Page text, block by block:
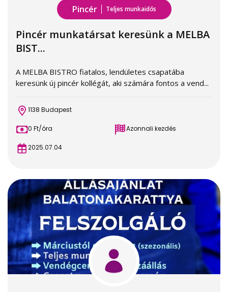
Pincér Teljes munkaidős
Pincér munkatársat keresünk a MELBA
BIST...
A MELBA BISTRO fiatalos, lendületes csapatába
keresünk új pincér kollégát, aki számára fontos a vend...
1138 Budapest
0 Ft/óra Azonnali kezdés
2025.07.04